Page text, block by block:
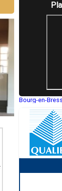
Bourg-en-
Montluçon
Manosque
Gap
Charleville-
Pamiers
Narbonne